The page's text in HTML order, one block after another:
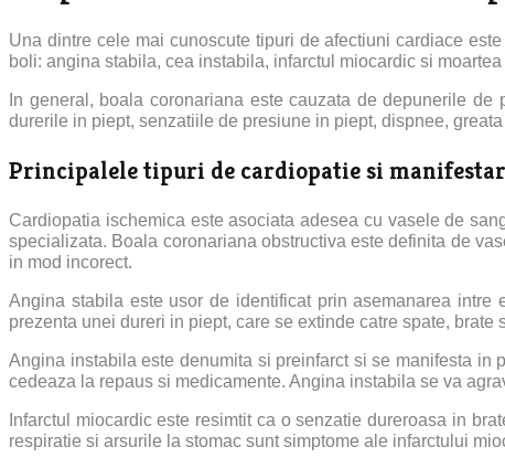
Una dintre cele mai cunoscute tipuri de afectiuni cardiace
boli: angina stabila, cea instabila, infarctul miocardic si
In general, boala coronariana este cauzata de depunerile
durerile in piept, senzatiile de presiune in piept, dispnee,
Principalele tipuri de cardiopatie si
Cardiopatia ischemica este asociata adesea cu vasele de
specializata. Boala coronariana obstructiva este definita de
in mod incorect.
Angina stabila este usor de identificat prin asemanarea
prezenta unei dureri in piept, care se extinde catre spate, brate
Angina instabila este denumita si preinfarct si se manifesta
cedeaza la repaus si medicamente. Angina instabila se va
Infarctul miocardic este resimtit ca o senzatie dureroasa in
respiratie si arsurile la stomac sunt simptome ale infarctului